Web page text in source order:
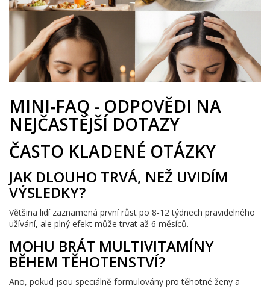
MINI‑FAQ - ODPOVĚDI NA
NEJČASTĚJŠÍ DOTAZY
ČASTO KLADENÉ OTÁZKY
JAK DLOUHO TRVÁ, NEŽ UVIDÍM
VÝSLEDKY?
Většina lidí zaznamená první růst po 8‑12 týdnech pravidelného
užívání, ale plný efekt může trvat až 6 měsíců.
MOHU BRÁT MULTIVITAMÍNY
BĚHEM TĚHOTENSTVÍ?
Ano, pokud jsou speciálně formulovány pro těhotné ženy a